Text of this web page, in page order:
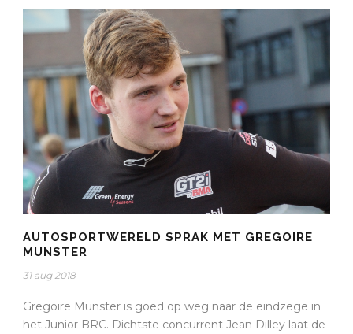
AUTOSPORTWERELD SPRAK MET GREGOIRE
MUNSTER
31 aug 2018
Gregoire Munster is goed op weg naar de eindzege in
het Junior BRC. Dichtste concurrent Jean Dilley laat de